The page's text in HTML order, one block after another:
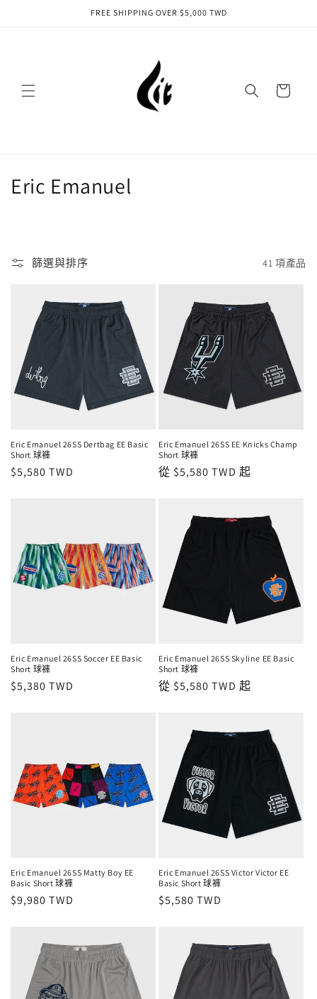
FREE SHIPPING OVER $5,000 TWD
物
商
列
Eric Emanuel
篩選與排序 41 項產品
Eric Emanuel 26SS Dertbag EE Basic
Short 球褲
定
$5,580 TWD
Eric Emanuel 26SS EE Knicks Champ
Short 球褲
定
從 $5,580 TWD 起
Eric Emanuel 26SS Soccer EE Basic
Short 球褲
定
$5,380 TWD
Eric Emanuel 26SS Skyline EE Basic
Short 球褲
定
從 $5,580 TWD 起
Eric Emanuel 26SS Matty Boy EE
Basic Short 球褲
定
$9,980 TWD
Eric Emanuel 26SS Victor Victor EE
Basic Short 球褲
定
$5,580 TWD